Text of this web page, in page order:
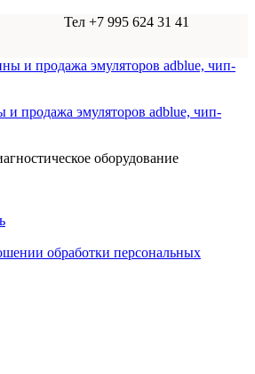
Тел +7 995 624 31 41
продажа эмуляторов adblue, чип-
оборудование
обработки персональных